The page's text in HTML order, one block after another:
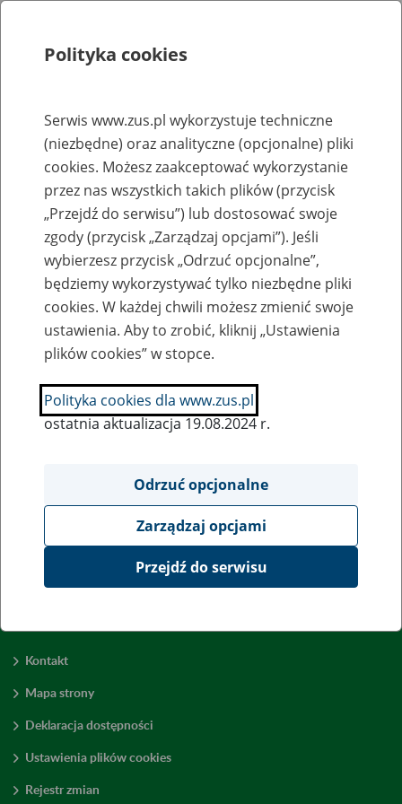
Rejestry, ewidencje i archiwa
Baza zlikwidowanych lub
przekształconych zakładów pracy
Nazwa zakładu pracy:
SZUKAJ
Wyświetl wszystkie
Kontakt
Mapa strony
Deklaracja dostępności
Ustawienia plików cookies
Rejestr zmian
Polityka cookies
Serwis www.zus.pl wykorzystuje techniczne
(niezbędne) oraz analityczne (opcjonalne) pliki
cookies. Możesz zaakceptować wykorzystanie
przez nas wszystkich takich plików (przycisk
„Przejdź do serwisu”) lub dostosować swoje
zgody (przycisk „Zarządzaj opcjami”). Jeśli
wybierzesz przycisk „Odrzuć opcjonalne”,
będziemy wykorzystywać tylko niezbędne pliki
cookies. W każdej chwili możesz zmienić swoje
ustawienia. Aby to zrobić, kliknij „Ustawienia
plików cookies” w stopce.
Polityka cookies dla www.zus.pl
ostatnia aktualizacja 19.08.2024 r.
Odrzuć opcjonalne
Zarządzaj opcjami
Przejdź do serwisu